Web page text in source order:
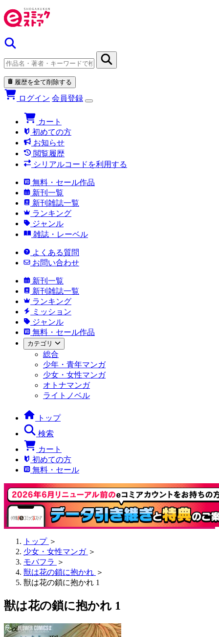
履歴を全て削除する
ログイン 会員登録
カート
初めての方
お知らせ
閲覧履歴
シリアルコードを利用する
無料・セール作品
新刊一覧
新刊雑誌一覧
ランキング
ジャンル
雑誌・レーベル
よくある質問
お問い合わせ
新刊一覧
新刊雑誌一覧
ランキング
ミッション
ジャンル
無料・セール作品
カテゴリ
総合
少年・青年マンガ
少女・女性マンガ
オトナマンガ
ライトノベル
トップ
検索
カート
初めての方
無料・セール
トップ ＞
少女・女性マンガ ＞
モバフラ ＞
獣は花の鎖に抱かれ ＞
獣は花の鎖に抱かれ 1
獣は花の鎖に抱かれ 1